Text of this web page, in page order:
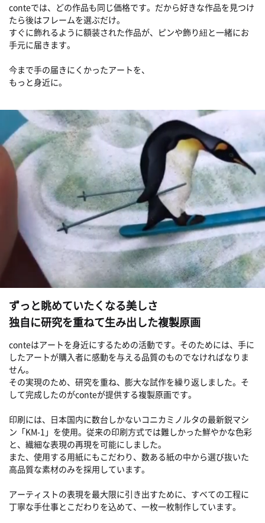
conteでは、どの作品も同じ価格です。だから好きな作品を見つけ
たら後はフレームを選ぶだけ。
すぐに飾れるように額装された作品が、ピンや飾り紐と一緒にお
手元に届きます。
今まで手の届きにくかったアートを、
もっと身近に。
ずっと眺めていたくなる美しさ
独自に研究を重ねて生み出した複製原画
conteはアートを身近にするための活動です。そのためには、手に
したアートが購入者に感動を与える品質のものでなければなりま
せん。
その実現のため、研究を重ね、膨大な試作を繰り返しました。そ
して完成したのがconteが提供する複製原画です。
印刷には、日本国内に数台しかないコニカミノルタの最新鋭マシ
ン「KM-1」を使用。従来の印刷方式では難しかった鮮やかな色彩
と、繊細な表現の再現を可能にしました。
また、使用する用紙にもこだわり、数ある紙の中から選び抜いた
高品質な素材のみを採用しています。
アーティストの表現を最大限に引き出すために、すべての工程に
丁寧な手仕事とこだわりを込めて、一枚一枚制作しています。